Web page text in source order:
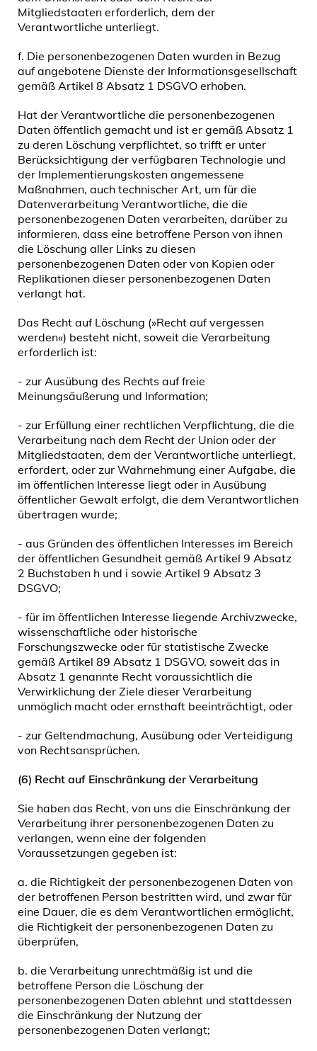
Mitgliedstaaten erforderlich, dem der
Verantwortliche unterliegt.
f. Die personenbezogenen Daten wurden in Bezug
auf angebotene Dienste der Informationsgesellschaft
gemäß Artikel 8 Absatz 1 DSGVO erhoben.
Hat der Verantwortliche die personenbezogenen
Daten öffentlich gemacht und ist er gemäß Absatz 1
zu deren Löschung verpflichtet, so trifft er unter
Berücksichtigung der verfügbaren Technologie und
der Implementierungskosten angemessene
Maßnahmen, auch technischer Art, um für die
Datenverarbeitung Verantwortliche, die die
personenbezogenen Daten verarbeiten, darüber zu
informieren, dass eine betroffene Person von ihnen
die Löschung aller Links zu diesen
personenbezogenen Daten oder von Kopien oder
Replikationen dieser personenbezogenen Daten
verlangt hat.
Das Recht auf Löschung (»Recht auf vergessen
werden«) besteht nicht, soweit die Verarbeitung
erforderlich ist:
- zur Ausübung des Rechts auf freie
Meinungsäußerung und Information;
- zur Erfüllung einer rechtlichen Verpflichtung, die die
Verarbeitung nach dem Recht der Union oder der
Mitgliedstaaten, dem der Verantwortliche unterliegt,
erfordert, oder zur Wahrnehmung einer Aufgabe, die
im öffentlichen Interesse liegt oder in Ausübung
öffentlicher Gewalt erfolgt, die dem Verantwortlichen
übertragen wurde;
- aus Gründen des öffentlichen Interesses im Bereich
der öffentlichen Gesundheit gemäß Artikel 9 Absatz
2 Buchstaben h und i sowie Artikel 9 Absatz 3
DSGVO;
- für im öffentlichen Interesse liegende Archivzwecke,
wissenschaftliche oder historische
Forschungszwecke oder für statistische Zwecke
gemäß Artikel 89 Absatz 1 DSGVO, soweit das in
Absatz 1 genannte Recht voraussichtlich die
Verwirklichung der Ziele dieser Verarbeitung
unmöglich macht oder ernsthaft beeinträchtigt, oder
- zur Geltendmachung, Ausübung oder Verteidigung
von Rechtsansprüchen.
(6) Recht auf Einschränkung der Verarbeitung
Sie haben das Recht, von uns die Einschränkung der
Verarbeitung ihrer personenbezogenen Daten zu
verlangen, wenn eine der folgenden
Voraussetzungen gegeben ist:
a. die Richtigkeit der personenbezogenen Daten von
der betroffenen Person bestritten wird, und zwar für
eine Dauer, die es dem Verantwortlichen ermöglicht,
die Richtigkeit der personenbezogenen Daten zu
überprüfen,
b. die Verarbeitung unrechtmäßig ist und die
betroffene Person die Löschung der
personenbezogenen Daten ablehnt und stattdessen
die Einschränkung der Nutzung der
personenbezogenen Daten verlangt;